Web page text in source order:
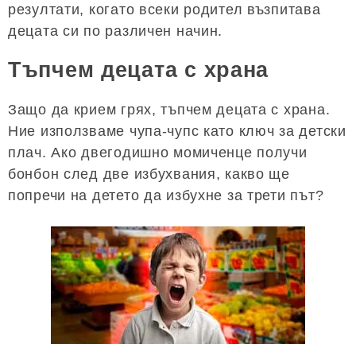
резултати, когато всеки родител възпитава
децата си по различен начин.
Тъпчем децата с храна
Защо да крием грях, тъпчем децата с храна.
Ние използваме чупа-чупс като ключ за детски
плач. Ако двегодишно момиченце получи
бонбон след две избухвания, какво ще
попречи на детето да избухне за трети път?